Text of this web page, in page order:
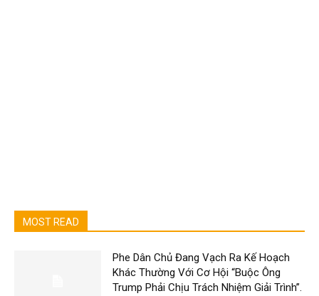
MOST READ
Phe Dân Chủ Đang Vạch Ra Kế Hoạch
Khác Thường Với Cơ Hội “Buộc Ông
Trump Phải Chịu Trách Nhiệm Giải Trình”.